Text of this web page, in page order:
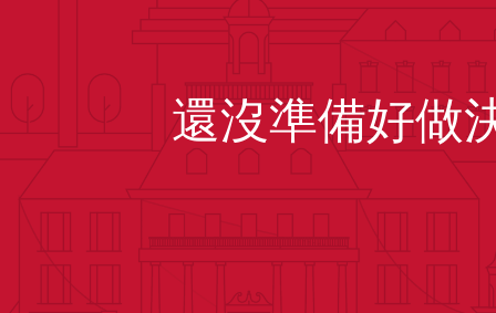
還沒準備好做